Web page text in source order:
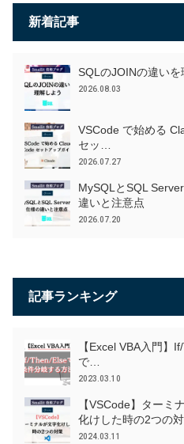
新着記事
SQLのJOINの違いを
2026.08.03
VSCode で始める
セッ…
2026.07.27
MySQLとSQL
違いと注意点
2026.07.20
記事ランキング
【Excel VBA入門】
で…
2023.03.10
【VSCode】ターミ
化けした時の2つの
2024.03.11